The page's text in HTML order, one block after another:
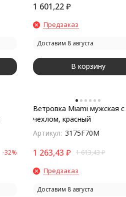
1 601,22₽
Предзаказ
Доставим 8 августа
В корзину
-32%
Ветровка Miami мужская с
чехлом, красный
Артикул: 3175F70M
1 263,43 ₽ 1 613,43₽
Предзаказ
Доставим 8 августа